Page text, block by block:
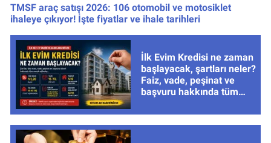
TMSF araç satışı 2026: 106 otomobil ve motosiklet
ihaleye çıkıyor! İşte fiyatlar ve ihale tarihleri
İlk Evim Kredisi ne zaman
başlayacak, şartları neler?
Faiz, vade, peşinat ve
başvuru hakkında tüm